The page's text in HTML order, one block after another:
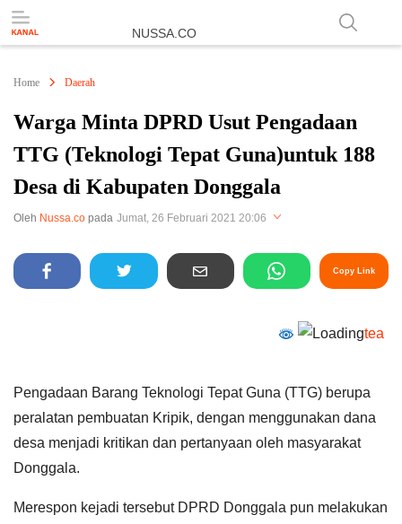
NUSSA.CO
Home Daerah
Warga Minta DPRD Usut Pengadaan
TTG (Teknologi Tepat Guna)untuk 188
Desa di Kabupaten Donggala
Oleh Nussa.co pada Jumat, 26 Februari 2021 20:06
Copy Link
tea
Pengadaan Barang Teknologi Tepat Guna (TTG) berupa
peralatan pembuatan Kripik, dengan menggunakan dana
desa menjadi kritikan dan pertanyaan oleh masyarakat
Donggala.
Merespon kejadi tersebut DPRD Donggala pun melakukan